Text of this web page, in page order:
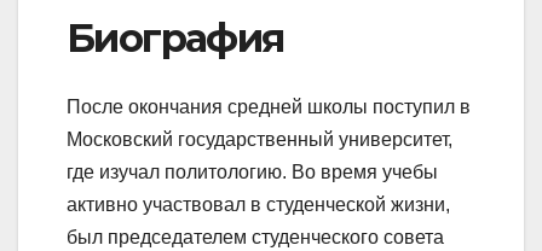
Биография
После окончания средней школы поступил в
Московский государственный университет,
где изучал политологию. Во время учебы
активно участвовал в студенческой жизни,
был председателем студенческого совета